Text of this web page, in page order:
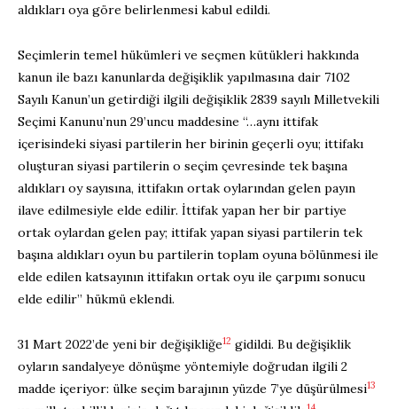
aldıkları oya göre belirlenmesi kabul edildi.
Seçimlerin temel hükümleri ve seçmen kütükleri hakkında
kanun ile bazı kanunlarda değişiklik yapılmasına dair 7102
Sayılı Kanun’un getirdiği ilgili değişiklik 2839 sayılı Milletvekili
Seçimi Kanunu’nun 29’uncu maddesine “…aynı ittifak
içerisindeki siyasi partilerin her birinin geçerli oyu; ittifakı
oluşturan siyasi partilerin o seçim çevresinde tek başına
aldıkları oy sayısına, ittifakın ortak oylarından gelen payın
ilave edilmesiyle elde edilir. İttifak yapan her bir partiye
ortak oylardan gelen pay; ittifak yapan siyasi partilerin tek
başına aldıkları oyun bu partilerin toplam oyuna bölünmesi ile
elde edilen katsayının ittifakın ortak oyu ile çarpımı sonucu
elde edilir” hükmü eklendi.
31 Mart 2022’de yeni bir değişikliğe12 gidildi. Bu değişiklik
oyların sandalyeye dönüşme yöntemiyle doğrudan ilgili 2
madde içeriyor: ülke seçim barajının yüzde 7’ye düşürülmesi13